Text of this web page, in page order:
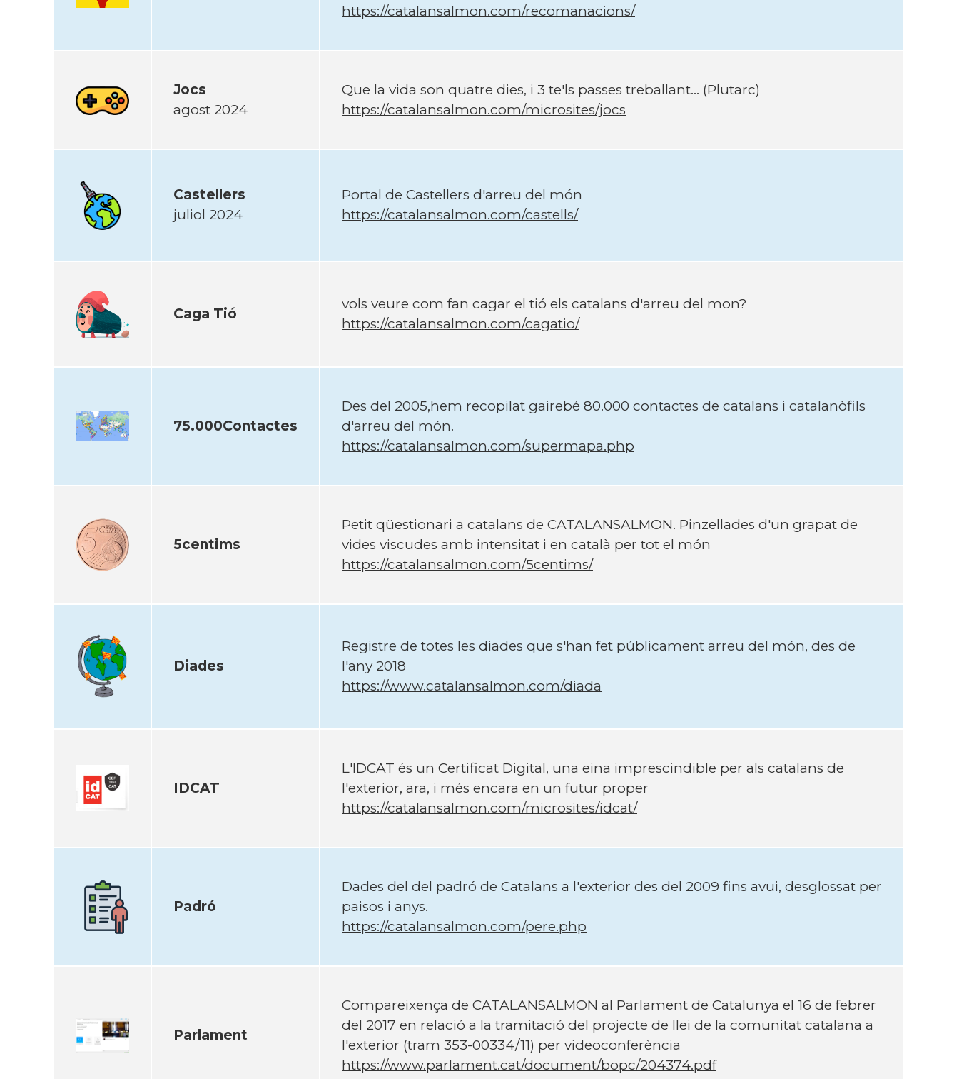
https://catalansalmon.com/recomanacions/
Jocs
agost 2024
Que la vida son quatre dies, i 3 te'ls passes treballant... (Plutarc)
https://catalansalmon.com/microsites/jocs
Castellers
juliol 2024
Portal de Castellers d'arreu del món
https://catalansalmon.com/castells/
Caga Tió
vols veure com fan cagar el tió els catalans d'arreu del mon?
https://catalansalmon.com/cagatio/
75.000Contactes
Des del 2005,hem recopilat gairebé 80.000 contactes de catalans i catalanòfils
d'arreu del món.
https://catalansalmon.com/supermapa.php
5centims
Petit qüestionari a catalans de CATALANSALMON. Pinzellades d'un grapat de
vides viscudes amb intensitat i en català per tot el món
https://catalansalmon.com/5centims/
Diades
Registre de totes les diades que s'han fet públicament arreu del món, des de
l'any 2018
https://www.catalansalmon.com/diada
IDCAT
L'IDCAT és un Certificat Digital, una eina imprescindible per als catalans de
l'exterior, ara, i més encara en un futur proper
https://catalansalmon.com/microsites/idcat/
Padró
Dades del del padró de Catalans a l'exterior des del 2009 fins avui, desglossat per
paisos i anys.
https://catalansalmon.com/pere.php
Parlament
Compareixença de CATALANSALMON al Parlament de Catalunya el 16 de febrer
del 2017 en relació a la tramitació del projecte de llei de la comunitat catalana a
l'exterior (tram 353-00334/11) per videoconferència
https://www.parlament.cat/document/bopc/204374.pdf